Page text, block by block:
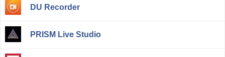
DU Recorder
PRISM Live Studio